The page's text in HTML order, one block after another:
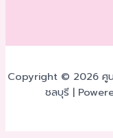
Copyright © 2026 ศูน
ชลบุรี |